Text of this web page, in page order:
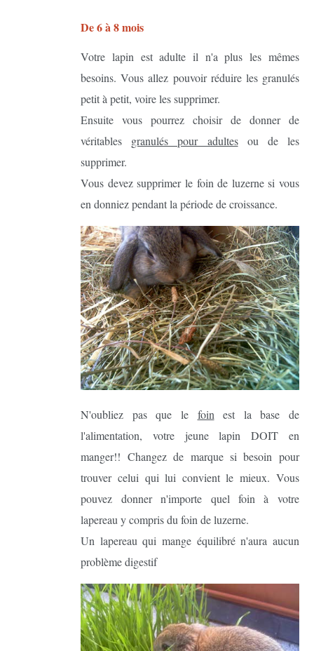
De 6 à 8 mois
Votre lapin est adulte il n'a plus les mêmes
besoins. Vous allez pouvoir réduire les granulés
petit à petit, voire les supprimer.
Ensuite vous pourrez choisir de donner de
véritables granulés pour adultesou de les
supprimer.
Vous devez supprimer le foin de luzerne si vous
en donniez pendant la période de croissance.
N'oubliez pas que le foin est la base de
l'alimentation, votre jeune lapin DOIT en
manger!! Changez de marque si besoin pour
trouver celui qui lui convient le mieux. Vous
pouvez donner n'importe quel foin à votre
lapereau y compris du foin de luzerne.
Un lapereau qui mange équilibré n'aura aucun
problème digestif